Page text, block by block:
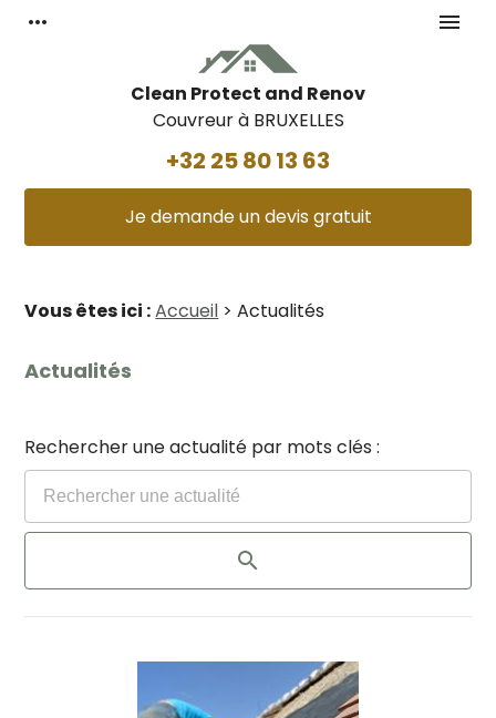
more_horiz menu
Clean Protect and Renov
Couvreur à BRUXELLES
+32 25 80 13 63
Je demande un devis gratuit
Vous êtes ici :Accueil > Actualités
Actualités
Rechercher une actualité par mots clés :